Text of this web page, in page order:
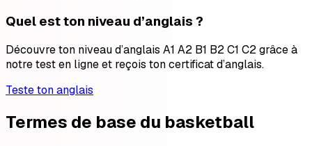
Quel est ton niveau d’anglais ?
Découvre ton niveau d’anglais A1 A2 B1 B2 C1 C2 grâce à
notre test en ligne et reçois ton certificat d’anglais.
Teste ton anglais
Termes de base du basketball